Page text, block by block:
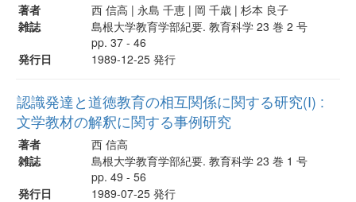
著者
西 信高 | 永島 千恵 | 岡 千歳 | 杉本 良子
雑誌
島根大学教育学部紀要. 教育科学 23 巻 2 号
pp. 37 - 46
発行日
1989-12-25 発行
認識発達と道徳教育の相互関係に関する研究(I) :
文学教材の解釈に関する事例研究
著者
西 信高
雑誌
島根大学教育学部紀要. 教育科学 23 巻 1 号
pp. 49 - 56
発行日
1989-07-25 発行